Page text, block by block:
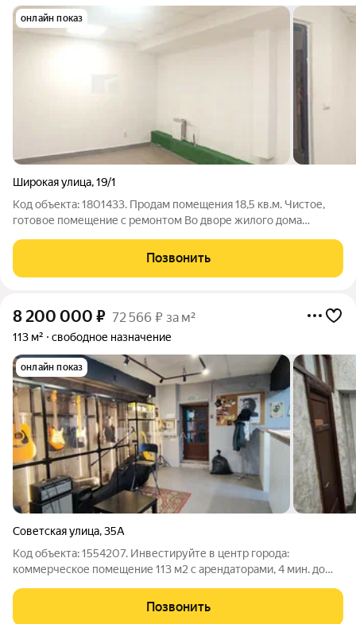
онлайн показ
Широкая улица,19/1
Код объекта: 1801433. Продам помещения 18,5 кв.м. Чистое,
готовое помещение с ремонтом Во дворе жилого дома
Широкая 19/1 в шаговой доступности остановки маршрутных
автобусов, метро Площадь
Позвонить
8 200 000 ₽ 72 566 ₽ за м²
113 м² свободное назначение
онлайн показ
Советская улица,35А
Код объекта: 1554207. Инвестируйте в центр города:
коммерческое помещение 113 м2 с арендаторами, 4 мин. до
сдано в аренду, что гарантирует вам
Позвонить